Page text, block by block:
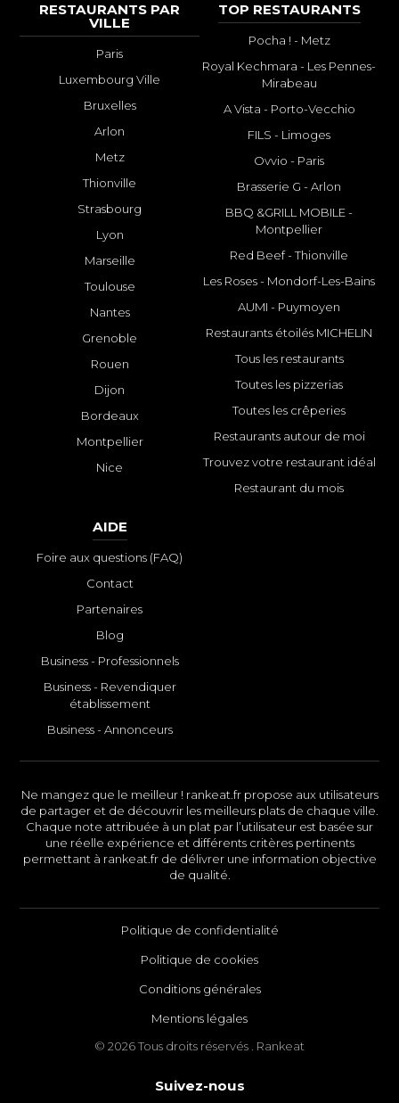
RESTAURANTS PAR
VILLE
Paris
Luxembourg Ville
Bruxelles
Arlon
Metz
Thionville
Strasbourg
Lyon
Marseille
Toulouse
Nantes
Grenoble
Rouen
Dijon
Bordeaux
Montpellier
Nice
TOP RESTAURANTS
Pocha ! - Metz
Royal Kechmara - Les Pennes-
Mirabeau
A Vista - Porto-Vecchio
FILS - Limoges
Ovvio - Paris
Brasserie G - Arlon
BBQ &GRILL MOBILE -
Montpellier
Red Beef - Thionville
Les Roses - Mondorf-Les-Bains
AUMI - Puymoyen
Restaurants étoilés MICHELIN
Tous les restaurants
Toutes les pizzerias
Toutes les crêperies
Restaurants autour de moi
Trouvez votre restaurant idéal
Restaurant du mois
AIDE
Foire aux questions (FAQ)
Contact
Partenaires
Blog
Business - Professionnels
Business - Revendiquer
établissement
Business - Annonceurs
Ne mangez que le meilleur ! rankeat.fr propose aux utilisateurs
de partager et de découvrir les meilleurs plats de chaque ville.
Chaque note attribuée à un plat par l’utilisateur est basée sur
une réelle expérience et différents critères pertinents
permettant à rankeat.fr de délivrer une information objective
de qualité.
Politique de confidentialité
Politique de cookies
Conditions générales
Mentions légales
© 2026 Tous droits réservés . Rankeat
Suivez-nous